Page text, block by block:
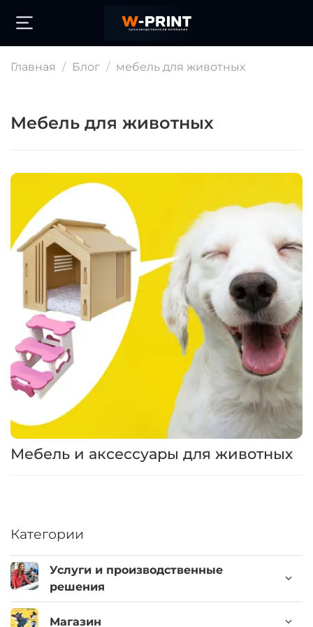
Главная Блог мебель для животных
мебель для животных
Мебель и аксессуары для животных
Категории
Услуги и производственные
решения
Магазин